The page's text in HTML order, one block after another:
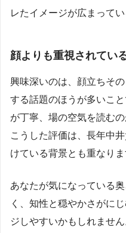
レたイメージが広まって
顔よりも重視されてい
興味深いのは、顔立ちそ
する話題のほうが多いこ
が丁寧、場の空気を読む
こうした評価は、長年中
けている背景とも重なりま
あなたが気になっている
く、知性と穏やかさがに
ジしやすいかもしれませ